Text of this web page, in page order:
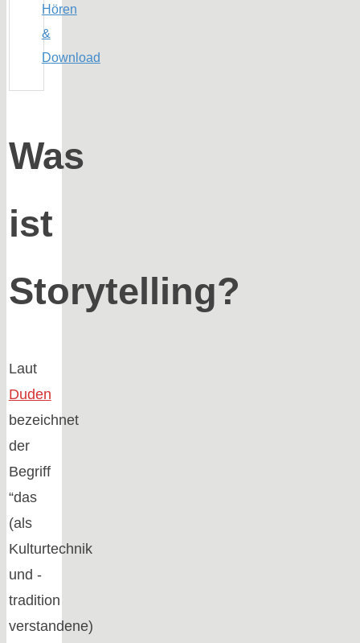
Hören
&
Download
Was
ist
Storytelling?
Laut
Duden
bezeichnet
der
Begriff
“das
(als
Kulturtechnik
und -
tradition
verstandene)